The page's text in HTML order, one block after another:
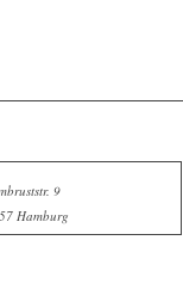
9
Hamburg